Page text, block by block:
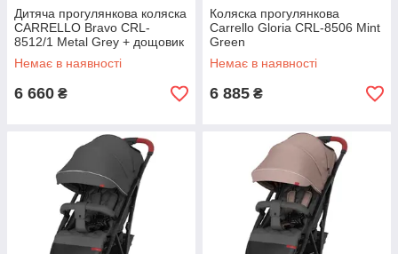
Дитяча прогулянкова коляска
CARRELLO Bravo CRL-
8512/1 Metal Grey + дощовик
(Каррелло, Китай)
Немає в наявності
6 660 ₴
Коляска прогулянкова
Carrello Gloria CRL-8506 Mint
Green
Немає в наявності
6 885 ₴